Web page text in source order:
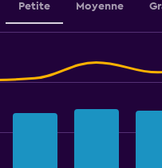
Petite Moyenne